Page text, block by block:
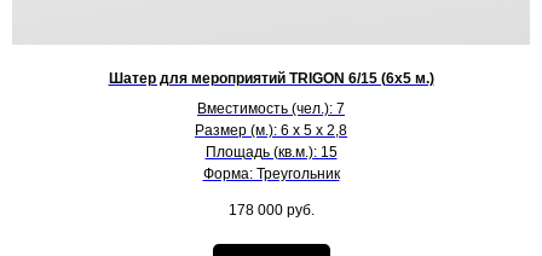
Шатер для мероприятий TRIGON 6/15 (6х5 м.)
Вместимость (чел.): 7
Размер (м.): 6 х 5 х 2,8
Площадь (кв.м.): 15
Форма: Треугольник
178 000 руб.